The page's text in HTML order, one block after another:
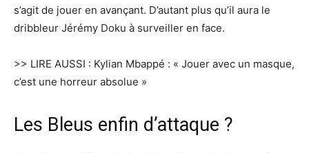
s’agit de jouer en avançant. D’autant plus qu’il aura le
dribbleur Jérémy Doku à surveiller en face.
>> LIRE AUSSI : Kylian Mbappé : « Jouer avec un masque,
c’est une horreur absolue »
Les Bleus enfin d’attaque ?